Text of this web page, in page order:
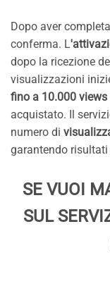
Dopo aver
conferma. L
dopo la ricezione
visualizzazioni
fino a 10.000 views
acquistato. Il
numero di
garantendo
SE VUOI
SUL